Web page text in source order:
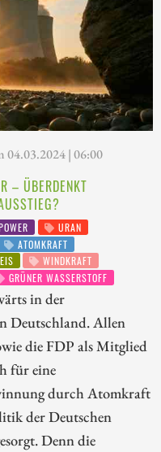
04.03.2024 | 06:00
– ÜBERDENKT
URAN
ATOMKRAFT
WINDKRAFT
GRÜNER WASSERSTOFF
in der
Deutschland. Allen
die FDP als Mitglied
für eine
durch Atomkraft
der Deutschen
Denn die